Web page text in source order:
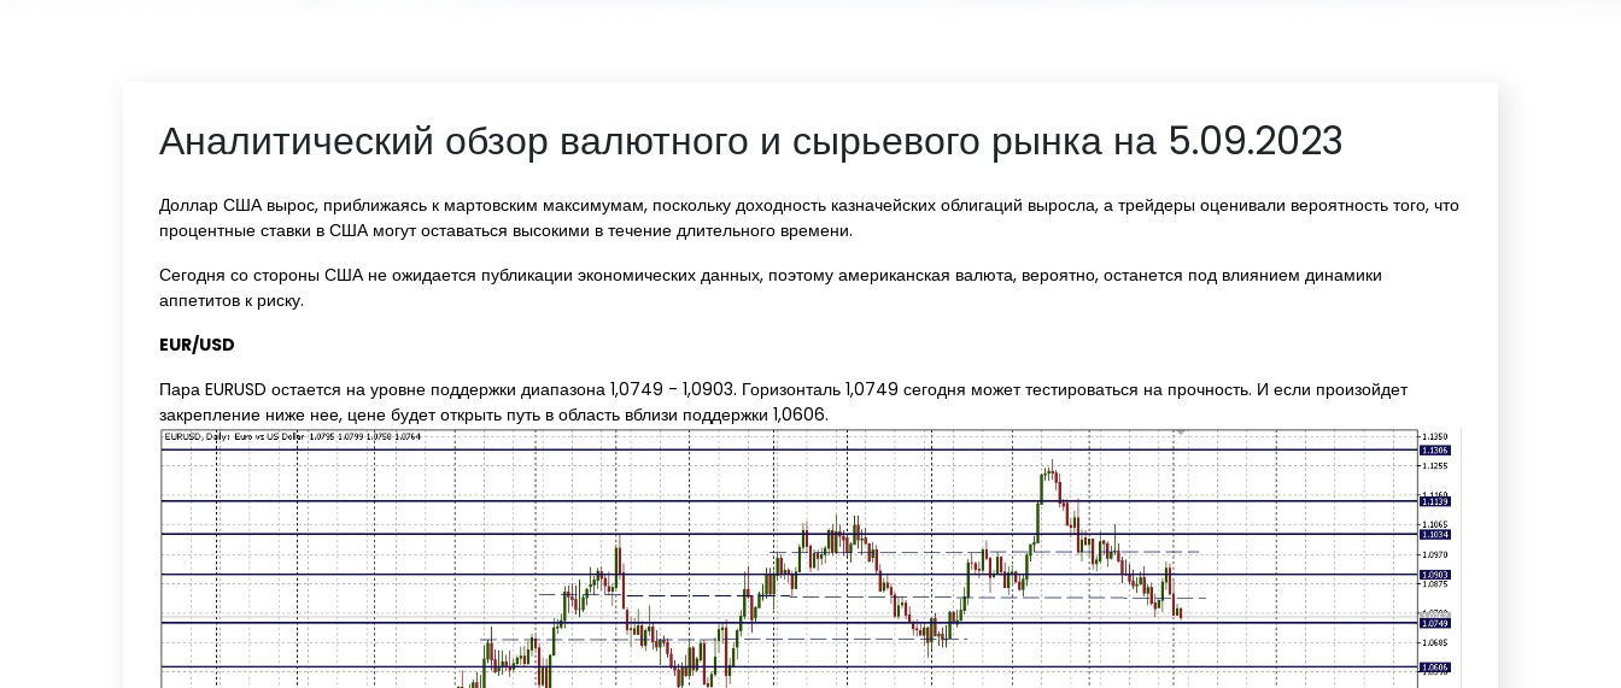
Аналитический обзор валютного и сырьевого рынка на 5.09.2023
Доллар США вырос, приближаясь к мартовским максимумам, поскольку доходность казначейских облигаций выросла, а трейдеры оценивали вероятность того, что
процентные ставки в США могут оставаться высокими в течение длительного времени.
Сегодня со стороны США не ожидается публикации экономических данных, поэтому американская валюта, вероятно, останется под влиянием динамики
аппетитов к риску.
EUR/USD
Пара EURUSD остается на уровне поддержки диапазона 1,0749 - 1,0903. Горизонталь 1,0749 сегодня может тестироваться на прочность. И если произойдет
закрепление ниже нее, цене будет открыть путь в область вблизи поддержки 1,0606.